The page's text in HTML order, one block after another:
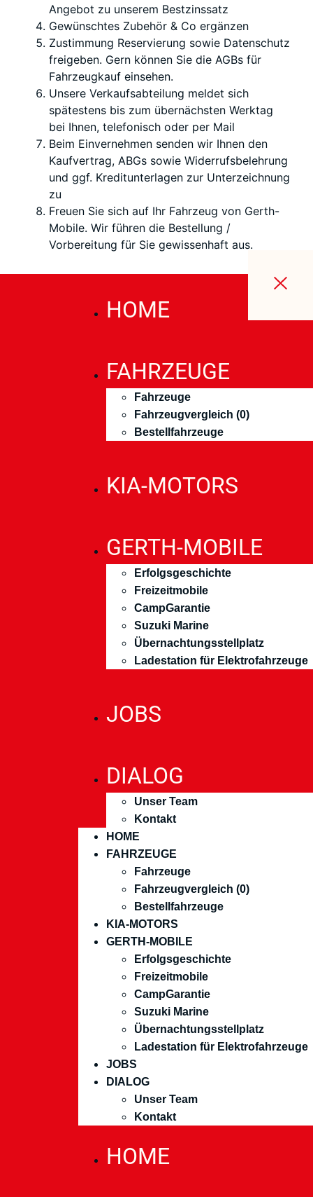
Angebot zu unserem Bestzinssatz
Gewünschtes Zubehör & Co ergänzen
Zustimmung Reservierung sowie Datenschutz
freigeben. Gern können Sie die AGBs für
Fahrzeugkauf einsehen.
Unsere Verkaufsabteilung meldet sich
spätestens bis zum übernächsten Werktag
bei Ihnen, telefonisch oder per Mail
Beim Einvernehmen senden wir Ihnen den
Kaufvertrag, ABGs sowie Widerrufsbelehrung
und ggf. Kreditunterlagen zur Unterzeichnung
zu
Freuen Sie sich auf Ihr Fahrzeug von Gerth-
Mobile. Wir führen die Bestellung /
Vorbereitung für Sie gewissenhaft aus.
HOME
FAHRZEUGE
Fahrzeuge
Fahrzeugvergleich (0)
Bestellfahrzeuge
KIA-MOTORS
GERTH-MOBILE
Erfolgsgeschichte
Freizeitmobile
CampGarantie
Suzuki Marine
Übernachtungsstellplatz
Ladestation für Elektrofahrzeuge
JOBS
DIALOG
Unser Team
Kontakt
HOME
FAHRZEUGE
Fahrzeuge
Fahrzeugvergleich (0)
Bestellfahrzeuge
KIA-MOTORS
GERTH-MOBILE
Erfolgsgeschichte
Freizeitmobile
CampGarantie
Suzuki Marine
Übernachtungsstellplatz
Ladestation für Elektrofahrzeuge
JOBS
DIALOG
Unser Team
Kontakt
HOME